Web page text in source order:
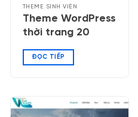
THEME SINH VIÊN
Theme WordPress
thời trang 20
ĐỌC TIẾP